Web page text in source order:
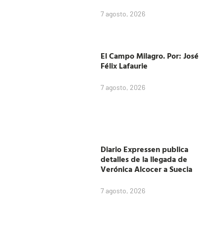
7 agosto, 2026
El Campo Milagro. Por: José
Félix Lafaurie
7 agosto, 2026
Diario Expressen publica
detalles de la llegada de
Verónica Alcocer a Suecia
7 agosto, 2026